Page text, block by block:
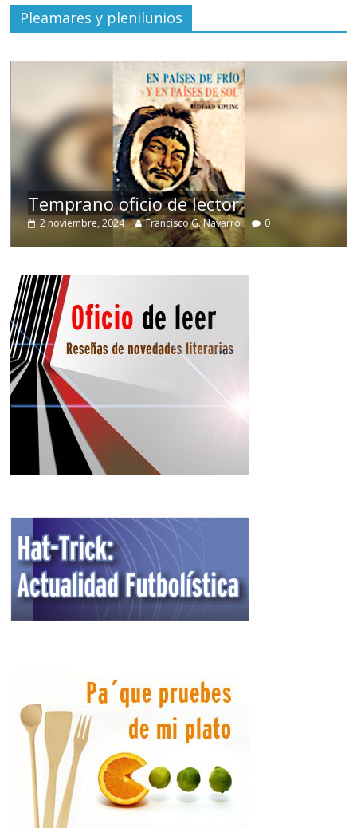
Pleamares y plenilunios
Temprano oficio de lector
2 noviembre, 2024 Francisco G. Navarro 0